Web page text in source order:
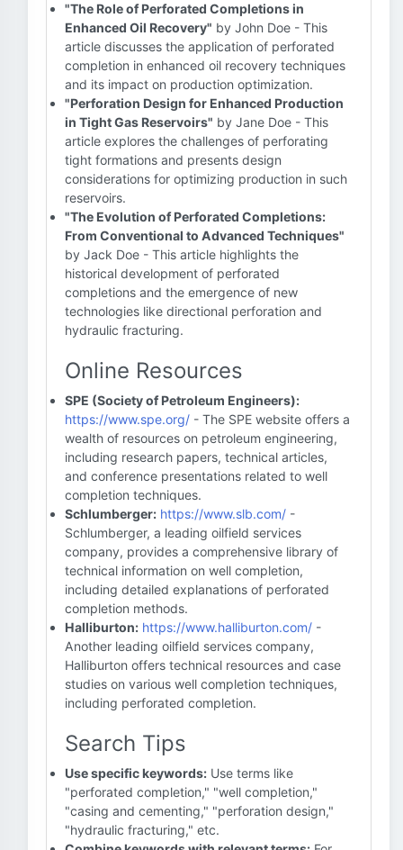
"The Role of Perforated Completions in
Enhanced Oil Recovery" by John Doe - This
article discusses the application of perforated
completion in enhanced oil recovery techniques
and its impact on production optimization.
"Perforation Design for Enhanced Production
in Tight Gas Reservoirs" by Jane Doe - This
article explores the challenges of perforating
tight formations and presents design
considerations for optimizing production in such
reservoirs.
"The Evolution of Perforated Completions:
From Conventional to Advanced Techniques"
by Jack Doe - This article highlights the
historical development of perforated
completions and the emergence of new
technologies like directional perforation and
hydraulic fracturing.
Online Resources
SPE (Society of Petroleum Engineers):
https://www.spe.org/ - The SPE website offers a
wealth of resources on petroleum engineering,
including research papers, technical articles,
and conference presentations related to well
completion techniques.
Schlumberger: https://www.slb.com/ -
Schlumberger, a leading oilfield services
company, provides a comprehensive library of
technical information on well completion,
including detailed explanations of perforated
completion methods.
Halliburton: https://www.halliburton.com/ -
Another leading oilfield services company,
Halliburton offers technical resources and case
studies on various well completion techniques,
including perforated completion.
Search Tips
Use specific keywords: Use terms like
"perforated completion," "well completion,"
"casing and cementing," "perforation design,"
"hydraulic fracturing," etc.